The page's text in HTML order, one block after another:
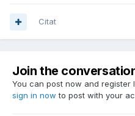
Citat
Join the
You can post now and register
sign in now to post with your